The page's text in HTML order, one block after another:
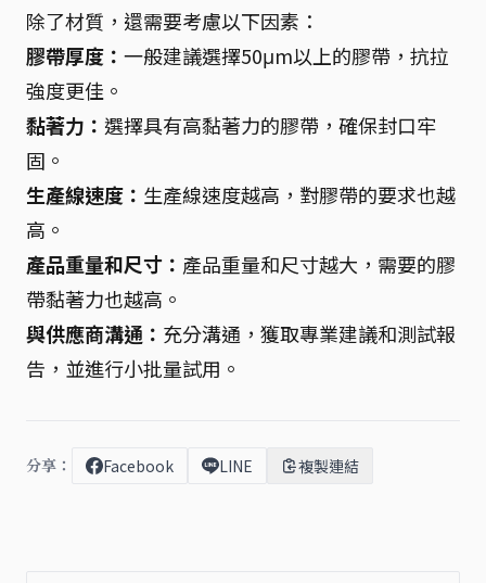
除了材質，還需要考慮以下因素：
膠帶厚度： 一般建議選擇50μm以上的膠帶，抗拉
強度更佳。
黏著力： 選擇具有高黏著力的膠帶，確保封口牢
固。
生產線速度： 生產線速度越高，對膠帶的要求也越
高。
產品重量和尺寸： 產品重量和尺寸越大，需要的膠
帶黏著力也越高。
與供應商溝通： 充分溝通，獲取專業建議和測試報
告，並進行小批量試用。
分享： Facebook LINE 複製連結